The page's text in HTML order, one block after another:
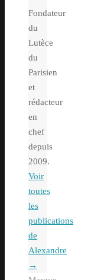
Fondateur
du
Lutèce
du
Parisien
et
rédacteur
en
chef
depuis
2009.
Voir
toutes
les
publications
de
Alexandre
→